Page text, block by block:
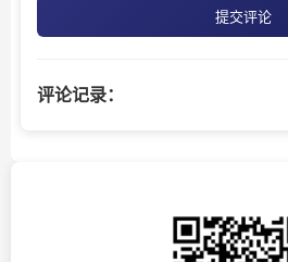
提交评论
评论记录：